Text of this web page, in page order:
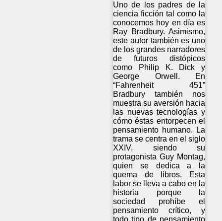
Uno de los padres de la
ciencia ficción tal como la
conocemos hoy en día es
Ray Bradbury. Asimismo,
este autor también es uno
de los grandes narradores
de futuros distópicos
como Philip K. Dick y
George Orwell. En
“Fahrenheit 451”
Bradbury también nos
muestra su aversión hacia
las nuevas tecnologías y
cómo éstas entorpecen el
pensamiento humano. La
trama se centra en el siglo
XXIV, siendo su
protagonista Guy Montag,
quien se dedica a la
quema de libros. Esta
labor se lleva a cabo en la
historia porque la
sociedad prohíbe el
pensamiento crítico, y